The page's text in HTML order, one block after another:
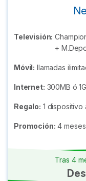
Televisión:
+
Móvil: llamadas
Internet: 300MB ó
Regalo: 1 dispositivo
Promoción: 4
Tras 4